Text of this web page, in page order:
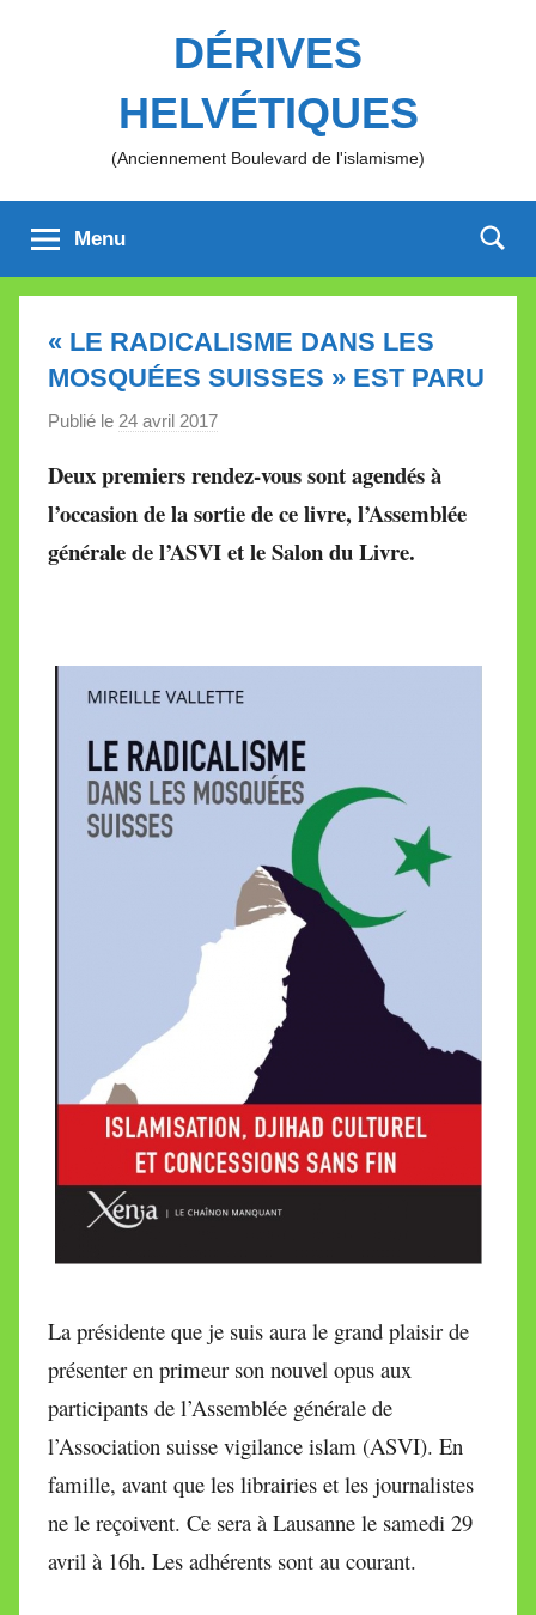
DÉRIVES
HELVÉTIQUES
(Anciennement Boulevard de l'islamisme)
Menu
« LE RADICALISME DANS LES
MOSQUÉES SUISSES » EST PARU
Publié le 24 avril 2017
r
M
i
l
l
V
a
Deux premiers rendez-vous sont agendés à
l’occasion de la sortie de ce livre, l’Assemblée
générale de l’ASVI et le Salon du Livre.
La présidente que je suis aura le grand plaisir de
présenter en primeur son nouvel opus aux
participants de l’Assemblée générale de
l’Association suisse vigilance islam (ASVI). En
famille, avant que les librairies et les journalistes
ne le reçoivent. Ce sera à Lausanne le samedi 29
avril à 16h. Les adhérents sont au courant.